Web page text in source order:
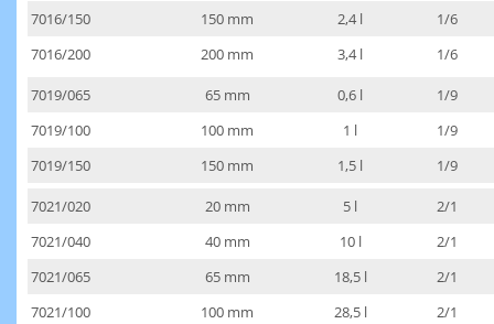
7016/150
150 mm 2,4 l
1/6
7016/200
200 mm 3,4 l 1/6
7019/065 65 mm 0,6 l
1/9
7019/100
100 mm 1 l
1/9
7019/150
150 mm 1,5 l 1/9
7021/020 20 mm 5 l
2/1
7021/040
40 mm 10 l
2/1
7021/065
65 mm 18,5 l
2/1
7021/100
100 mm 28,5 l
2/1